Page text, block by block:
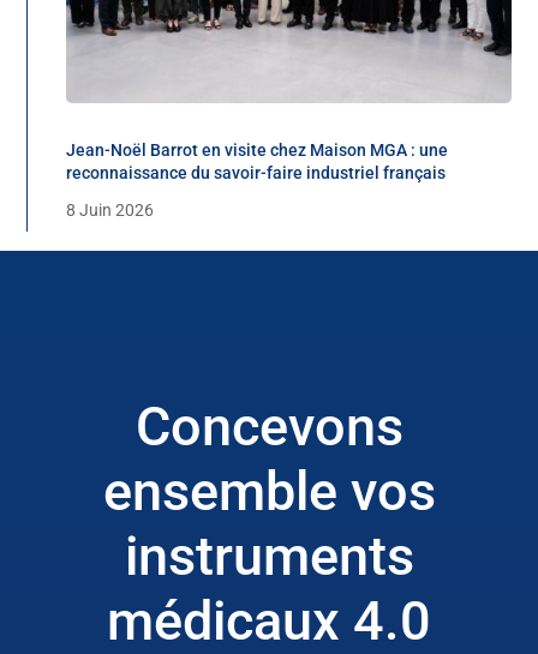
Jean-Noël Barrot en visite chez Maison MGA : une
reconnaissance du savoir-faire industriel français
8 Juin 2026
Concevons
ensemble vos
instruments
médicaux 4.0